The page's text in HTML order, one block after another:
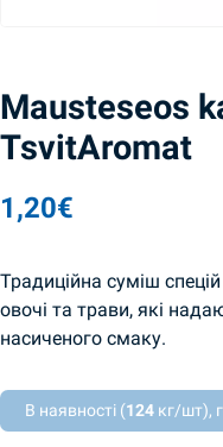
Mausteseos
TsvitAromat
1,20€
Традиційна суміш
овочі та трави, які
насиченого смаку.
В наявності (124 кг/шт),